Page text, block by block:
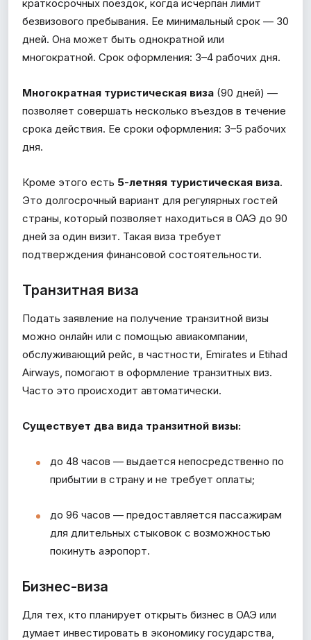
краткосрочных поездок, когда исчерпан лимит
безвизового пребывания. Ее минимальный срок — 30
дней. Она может быть однократной или
многократной. Срок оформления: 3–4 рабочих дня.
Многократная туристическая виза (90 дней) —
позволяет совершать несколько въездов в течение
срока действия. Ее сроки оформления: 3–5 рабочих
дня.
Кроме этого есть 5-летняя туристическая виза.
Это долгосрочный вариант для регулярных гостей
страны, который позволяет находиться в ОАЭ до 90
дней за один визит. Такая виза требует
подтверждения финансовой состоятельности.
Транзитная виза
Подать заявление на получение транзитной визы
можно онлайн или с помощью авиакомпании,
обслуживающий рейс, в частности, Emirates и Etihad
Airways, помогают в оформление транзитных виз.
Часто это происходит автоматически.
Существует два вида транзитной визы:
до 48 часов — выдается непосредственно по
прибытии в страну и не требует оплаты;
до 96 часов — предоставляется пассажирам
для длительных стыковок с возможностью
покинуть аэропорт.
Бизнес-виза
Для тех, кто планирует открыть бизнес в ОАЭ или
думает инвестировать в экономику государства,